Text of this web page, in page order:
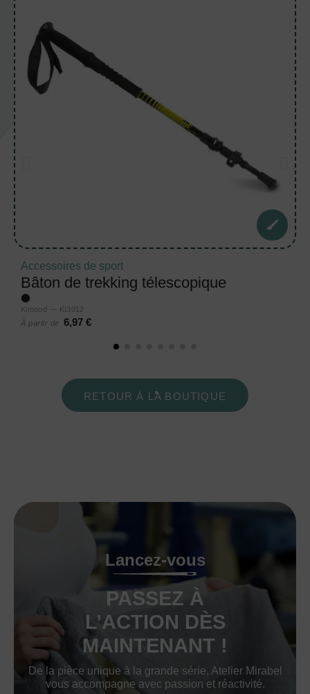
Accessoires de sport
Bâton de trekking télescopique
Kimood — KI3012
À partir de
6,97 €
RETOUR À LA BOUTIQUE
Lancez-vous
PASSEZ À
L’ACTION DÈS
MAINTENANT !
De la pièce unique à la grande série, Atelier Mirabel
vous accompagne avec passion et réactivité.